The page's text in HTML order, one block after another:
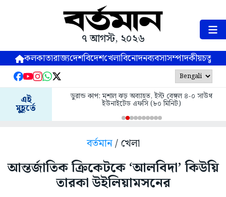
৭ আগস্ট, ২০২৬
কলকাতারাজ্যদেশবিদেশখেলাবিনোদনব্যবসাসম্পাদকীয়
এই
মুহূর্তে
ডুরান্ড কাপ: মশাল ঝড় অব্যাহত, ইস্ট বেঙ্গল ৪-০ সাউথ
ইউনাইটেড এফসি (৮০ মিনিট)
বর্তমান/ খেলা
আন্তর্জাতিক ক্রিকেটকে ‘আলবিদা’ কিউয়ি
তারকা উইলিয়ামসনের